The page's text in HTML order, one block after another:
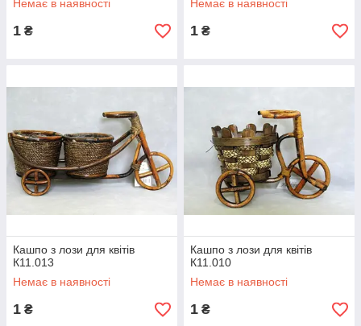
Немає в наявності
1 ₴
Немає в наявності
1 ₴
Кашпо з лози для квітів
К11.013
Немає в наявності
1 ₴
Кашпо з лози для квітів
К11.010
Немає в наявності
1 ₴